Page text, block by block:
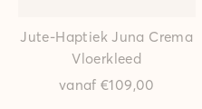
Jute-Haptiek Juna Crema
Vloerkleed
vanaf€109,00